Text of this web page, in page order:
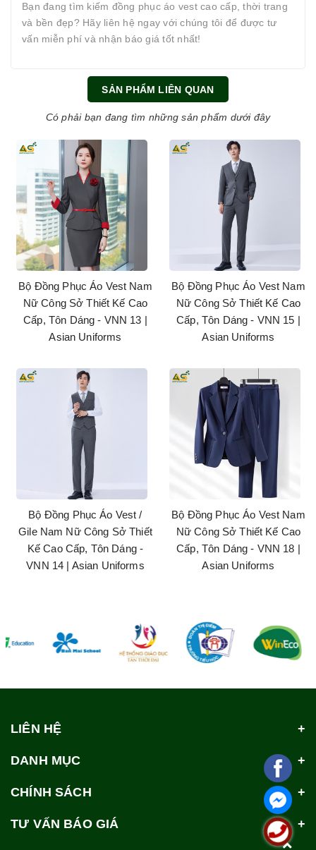
Bạn đang tìm kiếm đồng phục áo vest cao cấp, thời trang
và bền đẹp? Hãy liên hệ ngay với chúng tôi để được tư
vấn miễn phí và nhận báo giá tốt nhất!
SẢN PHẨM LIÊN QUAN
Có phải bạn đang tìm những sản phẩm dưới đây
Bộ Đồng Phục Áo Vest Nam
Nữ Công Sở Thiết Kế Cao
Cấp, Tôn Dáng - VNN 13 |
Asian Uniforms
Bộ Đồng Phục Áo Vest /
Gile Nam Nữ Công Sở Thiết
Kế Cao Cấp, Tôn Dáng -
VNN 14 | Asian Uniforms
Bộ Đồng Phục Áo Vest Nam
Nữ Công Sở Thiết Kế Cao
Cấp, Tôn Dáng - VNN 15 |
Asian Uniforms
Bộ Đồng Phục Áo Vest Nam
Nữ Công Sở Thiết Kế Cao
Cấp, Tôn Dáng - VNN 18 |
Asian Uniforms
LIÊN HỆ
DANH MỤC
CHÍNH SÁCH
TƯ VẤN BÁO GIÁ